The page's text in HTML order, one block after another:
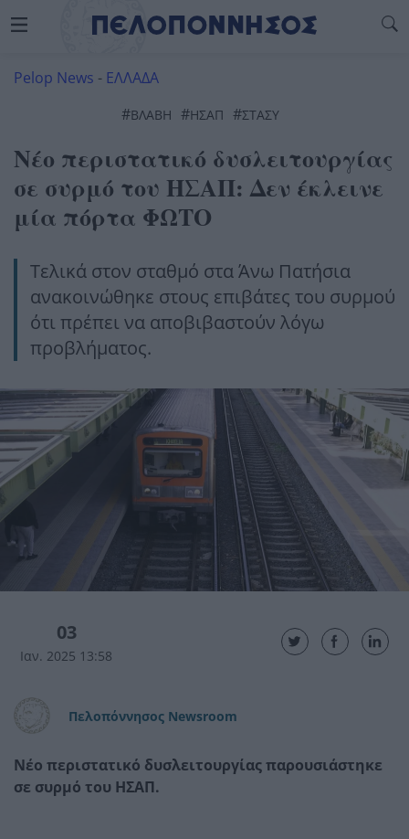
Pelop News - ΕΛΛΑΔΑ
#ΒΛΑΒΗ #ΗΣΑΠ #ΣΤΑΣΥ
Νέο περιστατικό δυσλειτουργίας
σε συρμό του ΗΣΑΠ: Δεν έκλεινε
μία πόρτα ΦΩΤΟ
Τελικά στον σταθμό στα Άνω Πατήσια
ανακοινώθηκε στους επιβάτες του συρμού
ότι πρέπει να αποβιβαστούν λόγω
προβλήματος.
03
Ιαν. 2025 13:58
Πελοπόννησος Newsroom
Νέο περιστατικό δυσλειτουργίας παρουσιάστηκε
σε συρμό του ΗΣΑΠ.